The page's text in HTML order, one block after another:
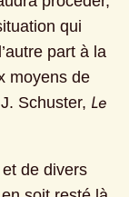
qui
part à la
moyens de
Schuster, Le
de divers